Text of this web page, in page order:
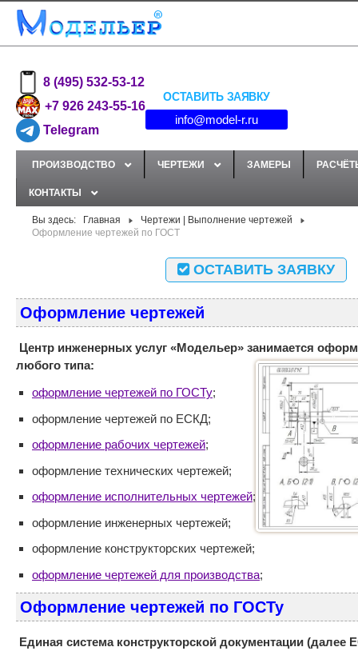
8 (495) 532-53-12
+7 926 243-55-16
Telegram
ОСТАВИТЬ ЗАЯВКУ
info@model-r.ru
ПРОИЗВОДСТВО ЧЕРТЕЖИ ЗАМЕРЫ
КОНТАКТЫ
Вы здесь: Главная
Чертежи | Выполнение чертежей
Оформление чертежей по ГОСТ
ОСТАВИТЬ ЗАЯВКУ
Оформление чертежей
Центр инженерных услуг «Модельер» занимается
любого типа:
оформление чертежей по ГОСТу;
оформление чертежей по ЕСКД;
оформление рабочих чертежей;
оформление технических чертежей;
оформление исполнительных чертежей;
оформление инженерных чертежей;
оформление конструкторских чертежей;
оформление чертежей для производства;
Оформление чертежей по ГОСТу
Единая система конструкторской документации (далее